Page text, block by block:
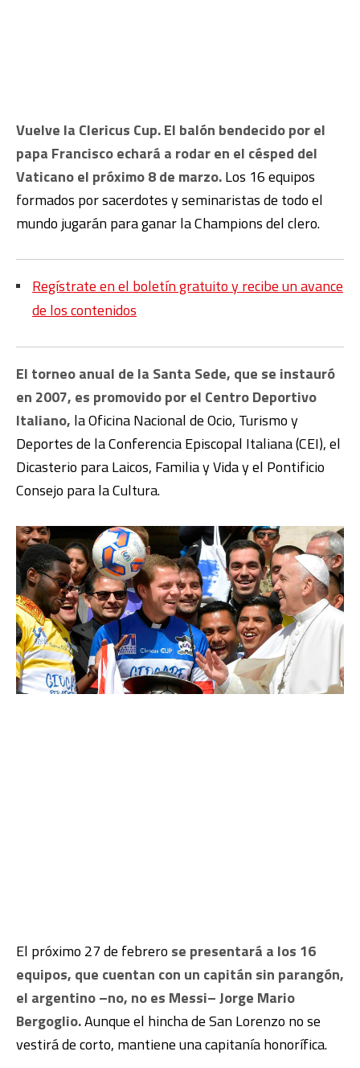
Vuelve la Clericus Cup. El balón bendecido por el
papa Francisco echará a rodar en el césped del
Vaticano el próximo 8 de marzo.Los 16 equipos
formados por sacerdotes y seminaristas de todo el
mundo jugarán para ganar la Champions del clero.
Regístrate en el boletín gratuito y recibe un avance
de los contenidos
El torneo anual de la Santa Sede, que se instauró
en 2007, es promovido por el Centro Deportivo
Italiano, la Oficina Nacional de Ocio, Turismo y
Deportes de la Conferencia Episcopal Italiana (CEI), el
Dicasterio para Laicos, Familia y Vida y el Pontificio
Consejo para la Cultura.
El próximo 27 de febrero se presentará a los 16
equipos, que cuentan con un capitán sin parangón,
el argentino –no, no es Messi– Jorge Mario
Bergoglio.Aunque el hincha de San Lorenzo no se
vestirá de corto, mantiene una capitanía honorífica.